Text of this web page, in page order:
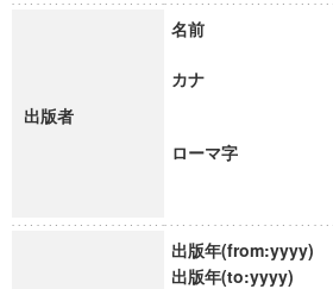
出版者
名前
カナ
ローマ字
出版年(from:yyyy)
出版年(to:yyyy)